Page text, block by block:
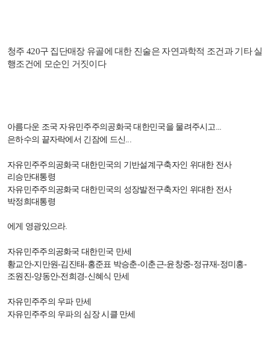
청주 420구 집단매장 유골에 대한 진술은 자연과학적 조건과 기타 실
행조건에
모순인 거짓이다
아름다운 조국 자유민주주의공화국 대한민국을 물려주시고...
은하수의 끝자락에서 긴잠에 드신...
자유민주주의공화국 대한민국의 기반설계구축자인 위대한 전사
리승만대통령
자유민주주의공화국 대한민국의 성장발전구축자인 위대한 전사
박정희대통령
에게 영광있으라.
자유민주주의공화국 대한민국 만세
황교안-지만원-김진태-홍준표 박승춘-이춘근-윤창중-정규재-정미홍-
조원진-양동안-전희경-신혜식 만세
자유민주주의 우파 만세
자유민주주의 우파의 심장 시클 만세